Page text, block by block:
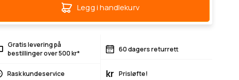
Legg i handlekurv
Gratis levering på
bestillinger over 500 kr*
60 dagers returrett
Rask kundeservice kr Prisløfte!